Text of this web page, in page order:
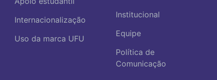
Internacionalização
Uso da marca UFU
Institucional
Equipe
Política de
Comunicação